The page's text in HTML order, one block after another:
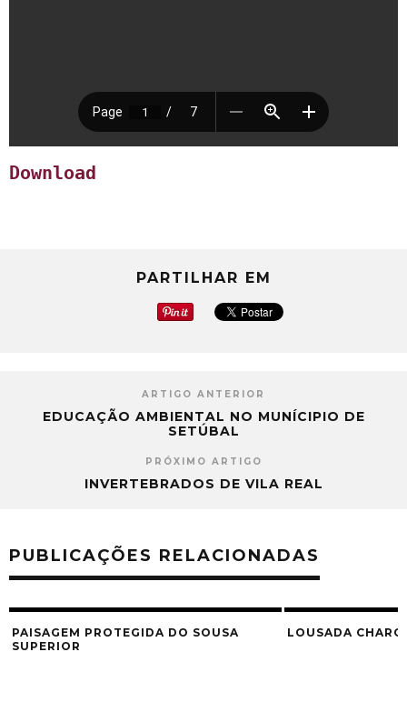
Download
PARTILHAR EM
ARTIGO ANTERIOR
EDUCAÇÃO AMBIENTAL NO MUNÍCIPIO DE
SETÚBAL
PRÓXIMO ARTIGO
INVERTEBRADOS DE VILA REAL
PUBLICAÇÕES RELACIONADAS
PAISAGEM PROTEGIDA DO SOUSA
SUPERIOR
LOUSADA